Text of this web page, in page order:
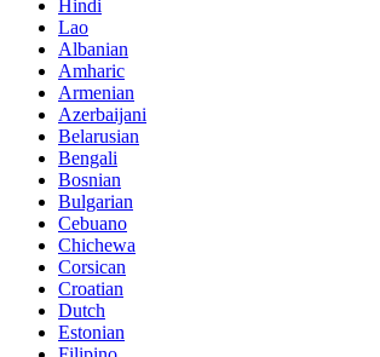
Hindi
Lao
Albanian
Amharic
Armenian
Azerbaijani
Belarusian
Bengali
Bosnian
Bulgarian
Cebuano
Chichewa
Corsican
Croatian
Dutch
Estonian